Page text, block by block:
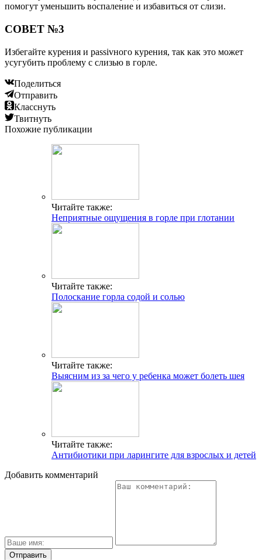
помогут уменьшить воспаление и избавиться от слизи.
СОВЕТ №3
Избегайте курения и passivного курения, так как это может
усугубить проблему с слизью в горле.
Поделиться
Отправить
Класснуть
Твитнуть
Похожие публикации
Читайте также:
Неприятные ощущения в горле при глотании
Читайте также:
Полоскание горла содой и солью
Читайте также:
Выясним из за чего у ребенка может болеть шея
Читайте также:
Антибиотики при ларингите для взрослых и детей
Добавить комментарий